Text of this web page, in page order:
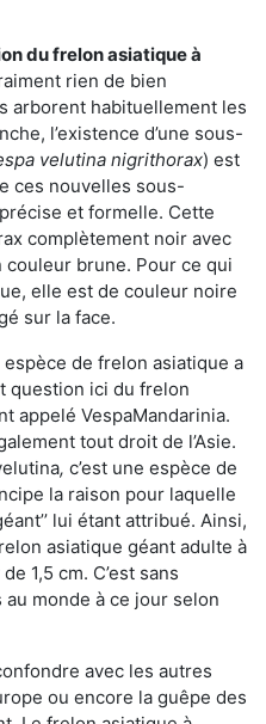
du frelon asiatiqueà
rien de bien
arborent habituellement les
l’existence d’une sous-
velutina nigrithorax) est
ces nouvelles sous-
et formelle. Cette
complètement noir avec
brune. Pour ce qui
elle est de couleur noire
sur la face.
de frelon asiatique a
question ici du frelon
appelé VespaMandarinia.
tout droit de l’Asie.
, c’est une espèce de
la raison pour laquelle
lui étant attribué. Ainsi,
asiatique géant adulte à
1,5 cm. C’est sans
monde à ce jour selon
avec les autres
ou encore la guêpe des